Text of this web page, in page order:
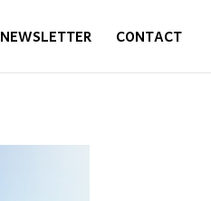
NEWSLETTER CONTACT